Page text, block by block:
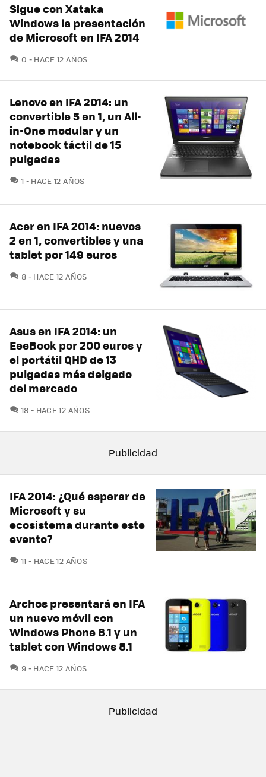
Sigue con Xataka
Windows la presentación
de Microsoft en IFA 2014
0 COMENTARIOS
HACE 12 AÑOS
Lenovo en IFA 2014: un
convertible 5 en 1, un All-
in-One modular y un
notebook táctil de 15
pulgadas
1 COMENTARIOS
HACE 12 AÑOS
Acer en IFA 2014: nuevos
2 en 1, convertibles y una
tablet por 149 euros
8 COMENTARIOS
HACE 12 AÑOS
Asus en IFA 2014: un
EeeBook por 200 euros y
el portátil QHD de 13
pulgadas más delgado
del mercado
18 COMENTARIOS
HACE 12 AÑOS
IFA 2014: ¿Qué esperar de
Microsoft y su
ecosistema durante este
evento?
11 COMENTARIOS
HACE 12 AÑOS
Archos presentará en IFA
un nuevo móvil con
Windows Phone 8.1 y un
tablet con Windows 8.1
9 COMENTARIOS
HACE 12 AÑOS